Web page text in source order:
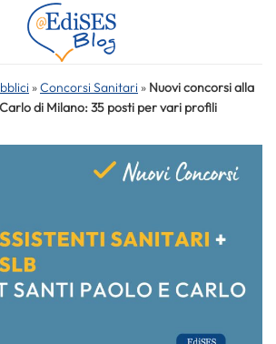
»Concorsi Sanitari » Nuovi concorsi alla
di Milano: 35 posti per vari profili